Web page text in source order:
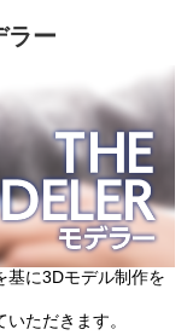
ラー
基に3Dモデル制作を
ただきます。